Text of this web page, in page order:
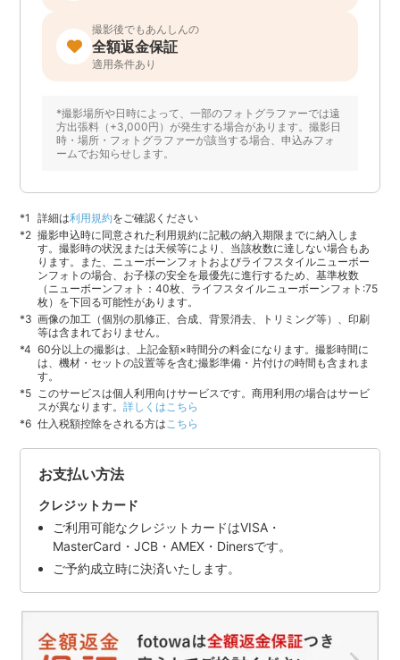
撮影後でもあんしんの
全額返金保証
適用条件あり
*撮影場所や日時によって、一部のフォトグラファーでは遠
方出張料（+3,000円）が発生する場合があります。撮影日
時・場所・フォトグラファーが該当する場合、申込みフォ
ームでお知らせします。
詳細は利用規約をご確認ください
撮影申込時に同意された利用規約に記載の納入期限までに納入しま
す。撮影時の状況または天候等により、当該枚数に達しない場合もあ
ります。また、ニューボーンフォトおよびライフスタイルニューボー
ンフォトの場合、お子様の安全を最優先に進行するため、基準枚数
（ニューボーンフォト：40枚、ライフスタイルニューボーンフォト:75
枚）を下回る可能性があります。
画像の加工（個別の肌修正、合成、背景消去、トリミング等）、印刷
等は含まれておりません。
60分以上の撮影は、上記金額×時間分の料金になります。撮影時間に
は、機材・セットの設置等を含む撮影準備・片付けの時間も含まれま
す。
このサービスは個人利用向けサービスです。商用利用の場合はサービ
スが異なります。詳しくはこちら
仕入税額控除をされる方は こちら
お支払い方法
クレジットカード
ご利用可能なクレジットカードはVISA・
MasterCard・JCB・AMEX・Dinersです。
ご予約成立時に決済いたします。